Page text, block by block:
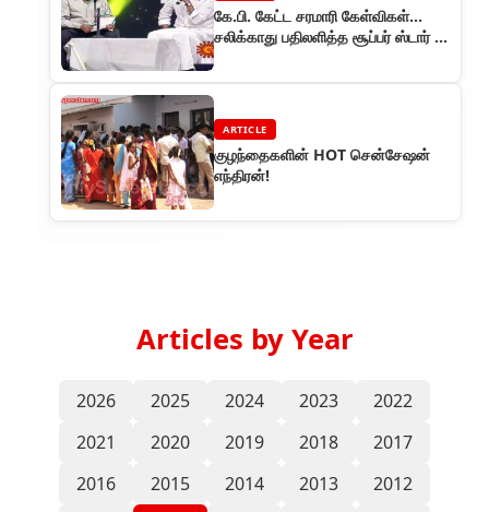
கே.பி. கேட்ட சரமாரி கேள்விகள்…
சலிக்காது பதிலளித்த சூப்பர் ஸ்டார் -
ARTICLE
குழந்தைகளின் HOT சென்சேஷன்
எந்திரன்!
Articles by Year
2026 2025 2024 2023
2022
2021
2020 2019 2018
2017
2016
2015 2014 2013
2012